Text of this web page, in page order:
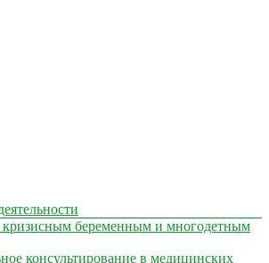
организация
беременным и многодетным
консультирование в медицинских